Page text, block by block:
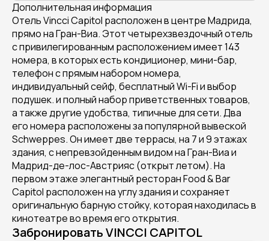
Дополнительная информация
Отель Vincci Capitol расположен в центре Мадрида,
прямо на Гран-Виа. Этот четырехзвездочный отель
с привилегированным расположением имеет 143
номера, в которых есть кондиционер, мини-бар,
телефон с прямым набором номера,
индивидуальный сейф, бесплатный Wi-Fi и выбор
подушек. и полный набор приветственных товаров,
а также другие удобства, типичные для сети. Два
его номера расположены за популярной вывеской
Schweppes. Он имеет две террасы, на 7 и 9 этажах
здания, с непревзойденным видом на Гран-Виа и
Мадрид-де-лос-Австрияс (открыт летом). На
первом этаже элегантный ресторан Food & Bar
Capitol расположен на углу здания и сохраняет
оригинальную барную стойку, которая находилась в
кинотеатре во время его открытия.
Забронировать VINCCI CAPITOL